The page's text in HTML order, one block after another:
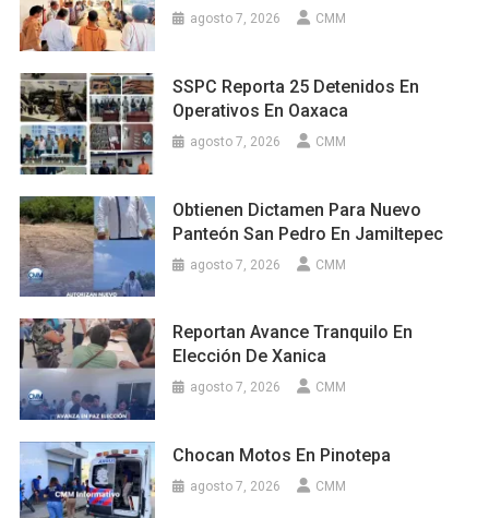
agosto 7, 2026 CMM
SSPC Reporta 25 Detenidos En
Operativos En Oaxaca
agosto 7, 2026 CMM
Obtienen Dictamen Para Nuevo
Panteón San Pedro En Jamiltepec
agosto 7, 2026 CMM
Reportan Avance Tranquilo En
Elección De Xanica
agosto 7, 2026 CMM
Chocan Motos En Pinotepa
agosto 7, 2026 CMM